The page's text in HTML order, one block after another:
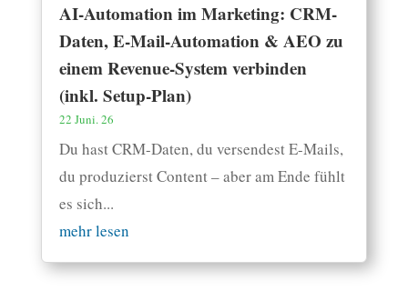
AI-Automation im Marketing: CRM-
Daten, E-Mail-Automation & AEO zu
einem Revenue-System verbinden
(inkl. Setup-Plan)
22 Juni. 26
Du hast CRM-Daten, du versendest E-Mails,
du produzierst Content – aber am Ende fühlt
es sich...
mehr lesen